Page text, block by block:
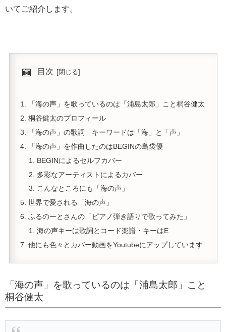
いてご紹介します。
目次
「海の声」を歌っているのは「浦島太郎」こと桐谷健太
桐谷健太のプロフィール
「海の声」の歌詞 キーワードは「海」と「声」
「海の声」を作曲したのはBEGINの島袋優
BEGINによるセルフカバー
多彩なアーティストによるカバー
こんなところにも「海の声」
世界で愛される「海の声」
ふるのーとさんの「ピアノ弾き語りで歌ってみた」
海の声キーは歌詞とコード楽譜・キーはE
他にも色々とカバー動画をYoutubeにアップしています
「海の声」を歌っているのは「浦島太郎」こと
桐谷健太